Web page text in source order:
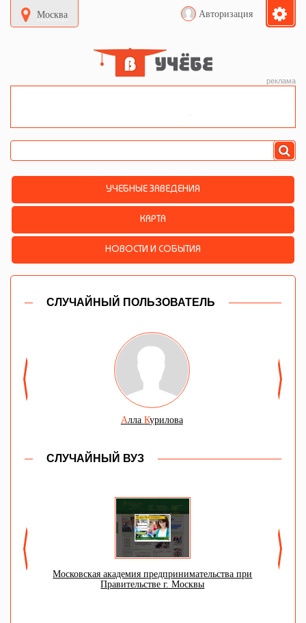
Москва Авторизация
реклама
УЧЕБНЫЕ ЗАВЕДЕНИЯ
КАРТА
НОВОСТИ И СОБЫТИЯ
СЛУЧАЙНЫЙ ПОЛЬЗОВАТЕЛЬ
Алла Курилова
СЛУЧАЙНЫЙ ВУЗ
Московская академия предпринимательства при
Правительстве г. Москвы